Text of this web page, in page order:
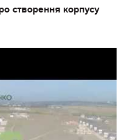
створення корпусу